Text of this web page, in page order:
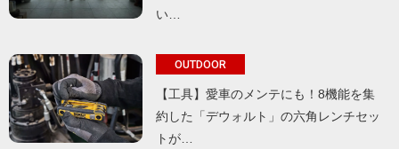
い…
OUTDOOR
【工具】愛車のメンテにも！8機能を集
約した「デウォルト」の六角レンチセッ
トが…